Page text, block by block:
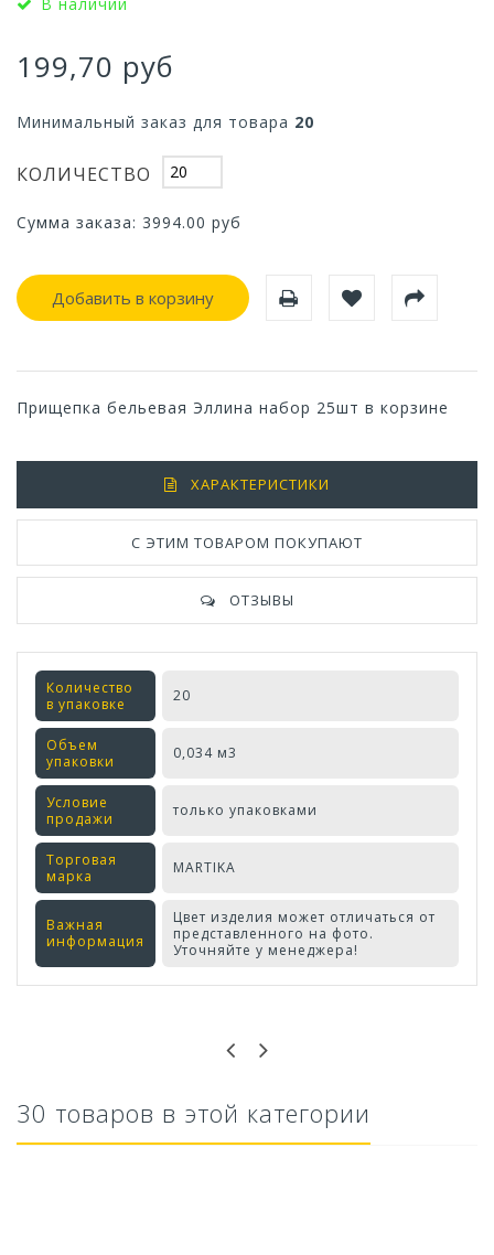
199,70 руб
Минимальный заказ для товара 20
КОЛИЧЕСТВО
Сумма заказа: 3994.00 руб
Добавить в корзину
Прищепка бельевая Эллина набор 25шт в корзине
ХАРАКТЕРИСТИКИ
С ЭТИМ ТОВАРОМ ПОКУПАЮТ
ОТЗЫВЫ
Количество
в упаковке
20
Объем
упаковки
0,034 м3
Условие
продажи
только упаковками
Торговая
марка
MARTIKA
Важная
информация
Цвет изделия может отличаться от
представленного на фото.
Уточняйте у менеджера!
30 товаров в этой категории